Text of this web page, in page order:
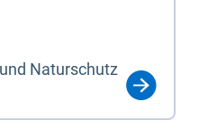
Naturschutz